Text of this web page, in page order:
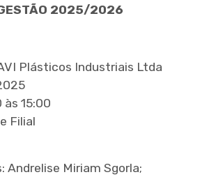
2025/2026
Plásticos Industriais Ltda
às 15:00
Filial
Andrelise Miriam Sgorla;